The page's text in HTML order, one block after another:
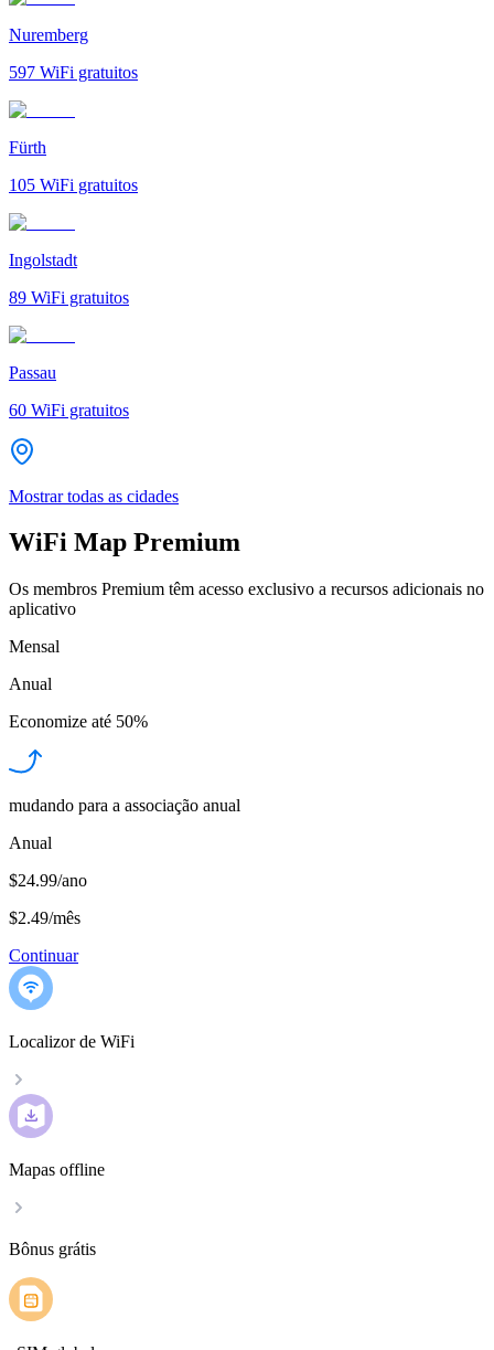
Nuremberg
597 WiFi gratuitos
Fürth
105 WiFi gratuitos
Ingolstadt
89 WiFi gratuitos
Passau
60 WiFi gratuitos
Mostrar todas as cidades
WiFi Map Premium
Os membros Premium têm acesso exclusivo a recursos adicionais no
aplicativo
Mensal
Anual
Economize até 50%
mudando para a associação anual
Anual
$24.99/ano
$2.49/mês
Continuar
Localizor de WiFi
Mapas offline
Bônus grátis